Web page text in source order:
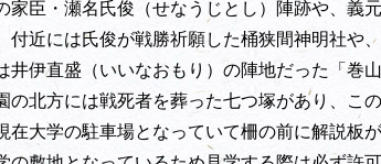
家臣・瀬名氏俊（せなうじとし）陣跡や、義
付近には氏俊が戦勝祈願した桶狭間神明社や
井伊直盛（いいなおもり）の陣地だった「巻
の北方には戦死者を葬った七つ塚があり、こ
在大学の駐車場となっていて柵の前に解説板